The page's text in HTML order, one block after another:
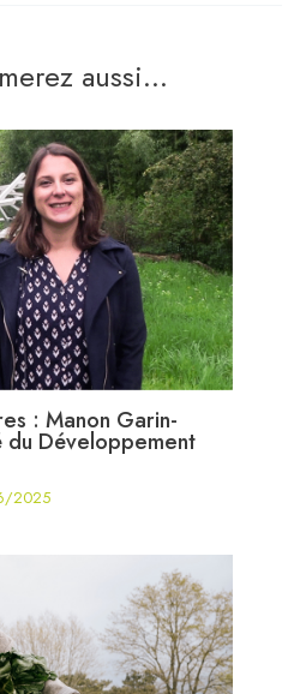
aussi...
: Manon Garin-
Développement
2025